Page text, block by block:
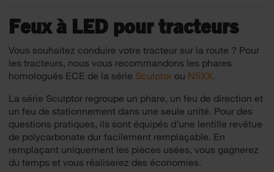
Feux à LED pour tracteurs
Vous souhaitez conduire votre tracteur sur la route ? Pour
les tracteurs, nous vous recommandons les phares
homologués ECE de la série Sculptor ou N5XX.
La série Sculptor regroupe un phare, un feu de direction et
un feu de stationnement dans une seule unité. Pour des
questions pratiques, ils sont équipés d’une lentille revêtue
de polycarbonate dur facilement remplaçable. En
remplaçant uniquement les pièces usées, vous gagnerez
du temps et vous réaliserez des économies.